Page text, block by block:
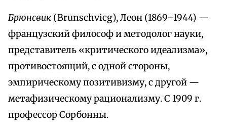
Брюнсвик (Brunschvicg), Леон (1869–1944) —
французский философ и методолог науки,
представитель «критического идеализма»,
противостоящий, с одной стороны,
эмпирическому позитивизму, с другой —
метафизическому рационализму. С 1909 г.
профессор Сорбонны.